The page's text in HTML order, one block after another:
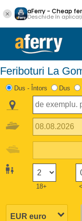
aFerry - Cheap
Deschide în
Feriboturi La
Dus - Întors Dus
18+